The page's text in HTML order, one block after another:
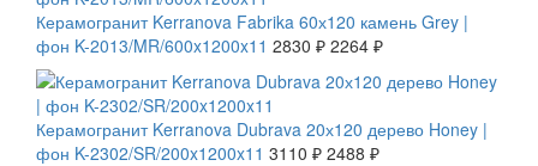
Керамогранит Kerranova Fabrika 60х120 камень Grey |
фон K-2013/MR/600x1200x11 2830 ₽ 2264 ₽
Керамогранит Kerranova Dubrava 20х120 дерево Honey |
фон K-2302/SR/200x1200x11 3110 ₽ 2488 ₽